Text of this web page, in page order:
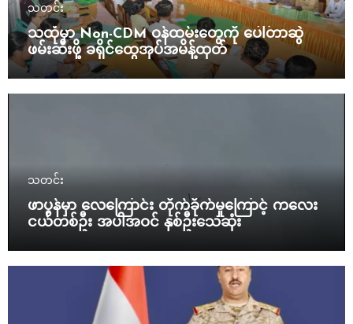
သတင်း
သထုံမှာ Non-CDM ဝန်ထမ်းတွေကို ပေါ်တာဆွဲ
ဖမ်းဆီးဖို့ ခရိုင်ထွေအုပ်အမိန့်ထုတ်
သတင်း
ဖာပွန်မှာ လေကြောင်း တိုက်ခိုက်မှုကြောင့် ကလေး
ငယ်တစ်ဦး အပါအဝင် နှစ်ဦးသေဆုံး